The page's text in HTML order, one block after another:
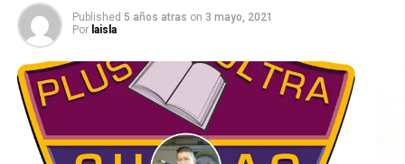
Published 5 años atras on 3 mayo, 2021
Por laisla